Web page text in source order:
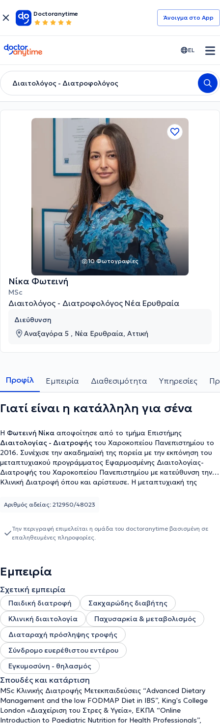
Doctoranytime
Άνοιγμα στο App
doctoranytime EL
Διαιτολόγος - Διατροφολόγος
10 Φωτογραφίες
Νίκα Φωτεινή
MSc
Διαιτολόγος - Διατροφολόγος Νέα Ερυθραία
Διεύθυνση
Αναξαγόρα 5 , Νέα Ερυθραία, Αττική
Προφίλ Εμπειρία Διαθεσιμότητα Υπηρεσίες
Γιατί είναι η κατάλληλη για σένα
H Φωτεινή Νίκα αποφοίτησε από το τμήμα Επιστήμης
Διαιτολογίας - Διατροφής του Χαροκοπείου Πανεπιστημίου το
2016. Συνέχισε την ακαδημαϊκή της πορεία με την εκπόνηση του
μεταπτυχιακού προγράμματος Εφαρμοσμένης Διαιτολογίας-
Διατροφής του Χαροκοπείου Πανεπιστημίου με κατεύθυνση την
Κλινική Διατροφή όπου και αρίστευσε. Η μεταπτυχιακή της
ικανότητας ενός δείκτη εκτίμησης της πιθανότητας ανεπάρκειας
επιπρόσθετες μετεκπαιδεύσεις στους ακόλουθους
τομείς:«Διαχείριση του Στρες & Υγεία», ΕΚΠΑ, «Διαταραχές
Introduction to Paediatric Nutrition for Health Professionals”,
Monash University Έχει παρακολουθήσει κατά καιρούς πληθώρα
συνεδρίων που άπτονται του αντικειμένου της ενώ έχει και η ίδια
έχει διατελέσει ομιλήτρια σε συνέδριο, σεμινάρια και ημερίδες.
Διατηρεί το διαιτολογικό της γραφείο στη Νέα Ερυθραία. Στα
πλαίσια της εργασιακής της εμπειρίας έχει διαχειριστεί πληθώρα
περιστατικών Κλινικής και Αθλητικής Διατροφής τόσο σε ενήλικες
όσο και σε παιδιά.Τέλος,είναι μέλος του Πανελλήνιου Συλλόγου
Διαιτολόγων-Διατροφολόγων.
Αριθμός αδείας: 212950/48023
Την περιγραφή επιμελείται η ομάδα του doctoranytime βασισμένη σε
επαληθευμένες πληροφορίες.
Εμπειρία
Σχετική εμπειρία
Παιδική διατροφή
Σακχαρώδης διαβήτης
Κλινική διαιτολογία
Παχυσαρκία & μεταβολισμός
Διαταραχή πρόσληψης τροφής
Σύνδρομο ευερέθιστου εντέρου
Εγκυμοσύνη - θηλασμός
Σπουδές και κατάρτιση
MSc Κλινικής Διατροφής Μετεκπαιδεύσεις “Advanced Dietary
Management and the low FODMAP Diet in IBS”, King's College
London «Διαχείριση του Στρες & Υγεία», ΕΚΠΑ “Online
Introduction to Paediatric Nutrition for Health Professionals”,